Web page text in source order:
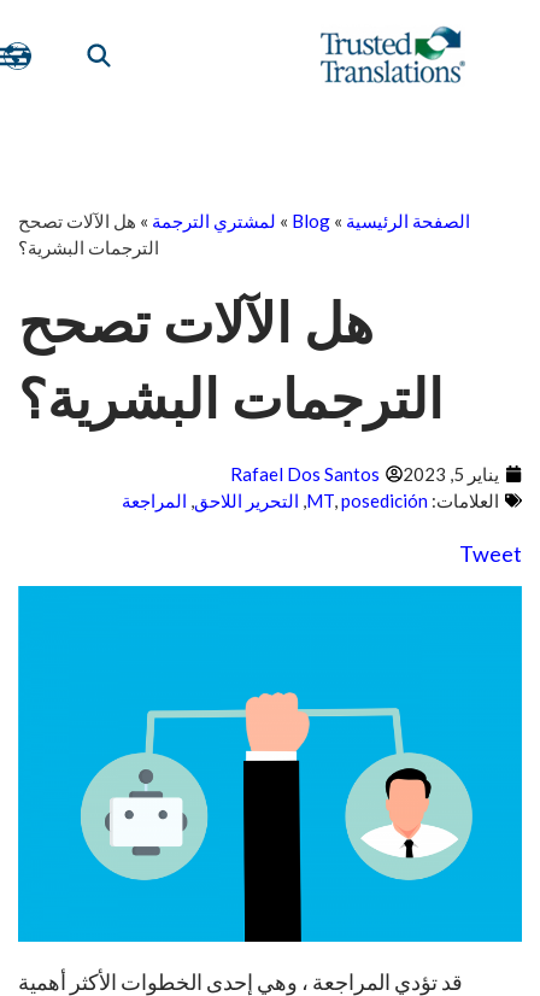
الصفحة الرئيسية »
Blog
» لمشتري الترجمة » هل الآلات تصحح
الترجمات البشرية؟
هل الآلات تصحح
الترجمات البشرية؟
يناير 5, 2023
Rafael Dos Santos
العلامات:
MT,posedición
, التحرير اللاحق, المراجعة
Tweet
قد تؤدي المراجعة ، وهي إحدى الخطوات الأكثر أهمية